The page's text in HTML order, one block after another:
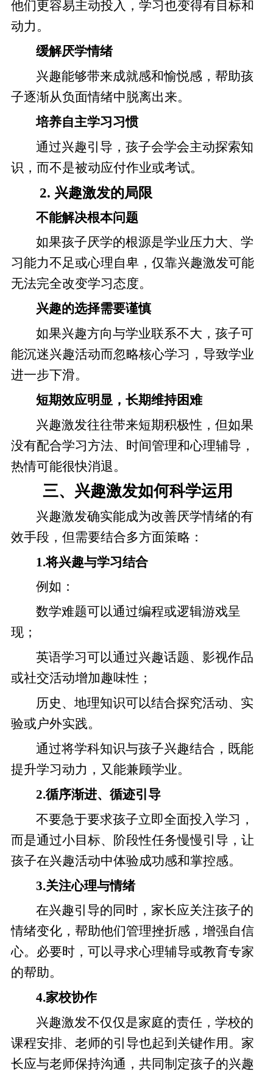
他们更容易主动投入，学习也变得有目标和
动力。
缓解厌学情绪
兴趣能够带来成就感和愉悦感，帮助孩
子逐渐从负面情绪中脱离出来。
培养自主学习习惯
通过兴趣引导，孩子会学会主动探索知
识，而不是被动应付作业或考试。
2. 兴趣激发的局限
不能解决根本问题
如果孩子厌学的根源是学业压力大、学
习能力不足或心理自卑，仅靠兴趣激发可能
无法完全改变学习态度。
兴趣的选择需要谨慎
如果兴趣方向与学业联系不大，孩子可
能沉迷兴趣活动而忽略核心学习，导致学业
进一步下滑。
短期效应明显，长期维持困难
兴趣激发往往带来短期积极性，但如果
没有配合学习方法、时间管理和心理辅导，
热情可能很快消退。
三、兴趣激发如何科学运用
兴趣激发确实能成为改善厌学情绪的有
效手段，但需要结合多方面策略：
1.将兴趣与学习结合
例如：
数学难题可以通过编程或逻辑游戏呈
现；
英语学习可以通过兴趣话题、影视作品
或社交活动增加趣味性；
历史、地理知识可以结合探究活动、实
验或户外实践。
通过将学科知识与孩子兴趣结合，既能
提升学习动力，又能兼顾学业。
2.循序渐进、循迹引导
不要急于要求孩子立即全面投入学习，
而是通过小目标、阶段性任务慢慢引导，让
孩子在兴趣活动中体验成功感和掌控感。
3.关注心理与情绪
在兴趣引导的同时，家长应关注孩子的
情绪变化，帮助他们管理挫折感，增强自信
心。必要时，可以寻求心理辅导或教育专家
的帮助。
4.家校协作
兴趣激发不仅仅是家庭的责任，学校的
课程安排、老师的引导也起到关键作用。家
长应与老师保持沟通，共同制定孩子的兴趣